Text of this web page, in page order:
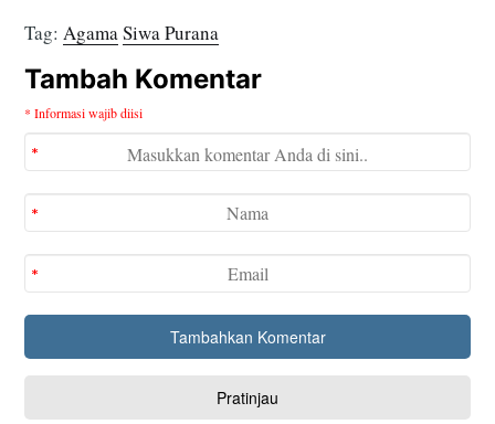
Tag:AgamaSiwa Purana
Tambah Komentar
* Informasi wajib diisi